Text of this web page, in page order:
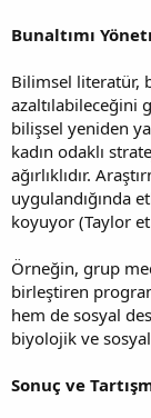
Bunaltımı
Bilimsel literatür,
azaltılabileceğini
bilişsel yeniden
kadın odaklı
ağırlıklıdır.
uygulandığında
koyuyor (Taylor
Örneğin, grup
birleştiren
hem de sosyal
biyolojik ve sosyal
Sonuç ve